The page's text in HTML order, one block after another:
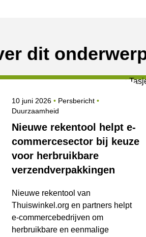
dit
Nieuwe rekentool helpt e-
commercesector bij keuze
voor herbruikbare
verzendverpakkingen
Gepubliceerd op
10 juni 2026 Categorie
Persbericht Onderwerpen
Duurzaamheid
Nieuwe rekentool van
Thuiswinkel.org en partners helpt
e-commercebedrijven om
herbruikbare en eenmalige